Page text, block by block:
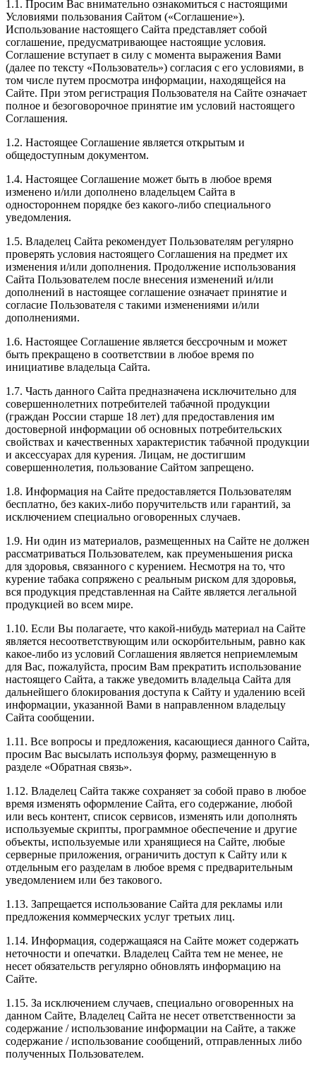
1.1. Просим Вас внимательно ознакомиться с настоящими
Условиями пользования Сайтом («Соглашение»).
Использование настоящего Сайта представляет собой
соглашение, предусматривающее настоящие условия.
Соглашение вступает в силу с момента выражения Вами
(далее по тексту «Пользователь») согласия с его условиями, в
том числе путем просмотра информации, находящейся на
Сайте. При этом регистрация Пользователя на Сайте означает
полное и безоговорочное принятие им условий настоящего
Соглашения.
1.2. Настоящее Соглашение является открытым и
общедоступным документом.
1.4. Настоящее Соглашение может быть в любое время
изменено и/или дополнено владельцем Сайта в
одностороннем порядке без какого-либо специального
уведомления.
1.5. Владелец Сайта рекомендует Пользователям регулярно
проверять условия настоящего Соглашения на предмет их
изменения и/или дополнения. Продолжение использования
Сайта Пользователем после внесения изменений и/или
дополнений в настоящее соглашение означает принятие и
согласие Пользователя с такими изменениями и/или
дополнениями.
1.6. Настоящее Соглашение является бессрочным и может
быть прекращено в соответствии в любое время по
инициативе владельца Сайта.
1.7. Часть данного Сайта предназначена исключительно для
совершеннолетних потребителей табачной продукции
(граждан России старше 18 лет) для предоставления им
достоверной информации об основных потребительских
свойствах и качественных характеристик табачной продукции
и аксессуарах для курения. Лицам, не достигшим
совершеннолетия, пользование Сайтом запрещено.
1.8. Информация на Сайте предоставляется Пользователям
бесплатно, без каких-либо поручительств или гарантий, за
исключением специально оговоренных случаев.
1.9. Ни один из материалов, размещенных на Сайте не должен
рассматриваться Пользователем, как преуменьшения риска
для здоровья, связанного с курением. Несмотря на то, что
курение табака сопряжено с реальным риском для здоровья,
вся продукция представленная на Сайте является легальной
продукцией во всем мире.
1.10. Если Вы полагаете, что какой-нибудь материал на Сайте
является несоответствующим или оскорбительным, равно как
какое-либо из условий Соглашения является неприемлемым
для Вас, пожалуйста, просим Вам прекратить использование
настоящего Сайта, а также уведомить владельца Сайта для
дальнейшего блокирования доступа к Сайту и удалению всей
информации, указанной Вами в направленном владельцу
Сайта сообщении.
1.11. Все вопросы и предложения, касающиеся данного Сайта,
просим Вас высылать используя форму, размещенную в
разделе «Обратная связь».
1.12. Владелец Сайта также сохраняет за собой право в любое
время изменять оформление Сайта, его содержание, любой
или весь контент, список сервисов, изменять или дополнять
используемые скрипты, программное обеспечение и другие
объекты, используемые или хранящиеся на Сайте, любые
серверные приложения, ограничить доступ к Сайту или к
отдельным его разделам в любое время с предварительным
уведомлением или без такового.
1.13. Запрещается использование Сайта для рекламы или
предложения коммерческих услуг третьих лиц.
1.14. Информация, содержащаяся на Сайте может содержать
неточности и опечатки. Владелец Сайта тем не менее, не
несет обязательств регулярно обновлять информацию на
Сайте.
1.15. За исключением случаев, специально оговоренных на
данном Сайте, Владелец Сайта не несет ответственности за
содержание / использование информации на Сайте, а также
содержание / использование сообщений, отправленных либо
полученных Пользователем.